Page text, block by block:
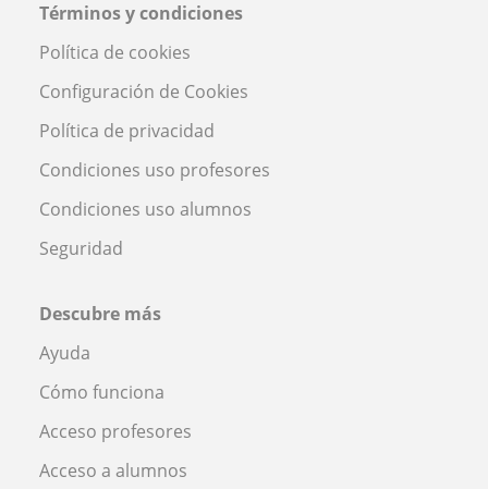
Términos y condiciones
Política de cookies
Configuración de Cookies
Política de privacidad
Condiciones uso profesores
Condiciones uso alumnos
Seguridad
Descubre más
Ayuda
Cómo funciona
Acceso profesores
Acceso a alumnos